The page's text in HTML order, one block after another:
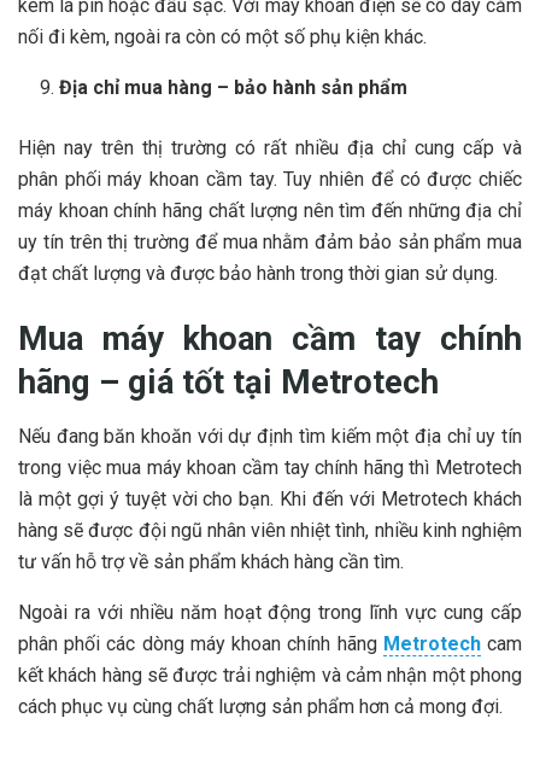
kèm là pin hoặc đầu sạc. Với máy khoan điện sẽ có dây cắm
nối đi kèm, ngoài ra còn có một số phụ kiện khác.
Địa chỉ mua hàng – bảo hành sản phẩm
Hiện nay trên thị trường có rất nhiều địa chỉ cung cấp và
phân phối máy khoan cầm tay. Tuy nhiên để có được chiếc
máy khoan chính hãng chất lượng nên tìm đến những địa chỉ
uy tín trên thị trường để mua nhằm đảm bảo sản phẩm mua
đạt chất lượng và được bảo hành trong thời gian sử dụng.
Mua máy khoan cầm tay chính
hãng – giá tốt tại Metrotech
Nếu đang băn khoăn với dự định tìm kiếm một địa chỉ uy tín
trong việc mua máy khoan cầm tay chính hãng thì Metrotech
là một gợi ý tuyệt vời cho bạn. Khi đến với Metrotech khách
hàng sẽ được đội ngũ nhân viên nhiệt tình, nhiều kinh nghiệm
tư vấn hỗ trợ về sản phẩm khách hàng cần tìm.
Ngoài ra với nhiều năm hoạt động trong lĩnh vực cung cấp
phân phối các dòng máy khoan chính hãng Metrotechcam
kết khách hàng sẽ được trải nghiệm và cảm nhận một phong
cách phục vụ cùng chất lượng sản phẩm hơn cả mong đợi.